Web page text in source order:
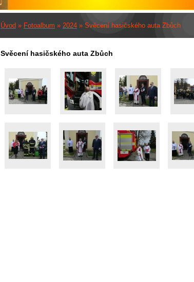
Úvod » Fotoalbum » 2024 » Svěcení hasičského auta Zbůch
Svěcení hasičského auta Zbůch